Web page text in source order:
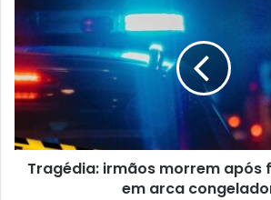
Tragédia: irmãos morrem após
em arca